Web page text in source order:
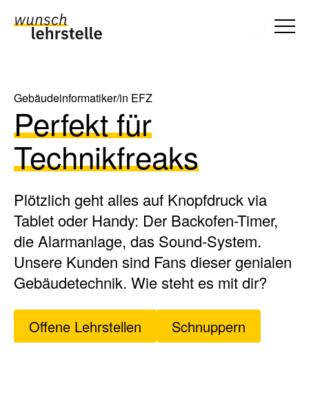
Wieso wir
Gebäudeinformatiker/in EFZ
Perfekt für
Technikfreaks
Plötzlich geht alles auf Knopfdruck via
Tablet oder Handy: Der Backofen-Timer,
die Alarmanlage, das Sound-System.
Unsere Kunden sind Fans dieser genialen
Gebäudetechnik. Wie steht es mit dir?
Offene Lehrstellen Schnuppern